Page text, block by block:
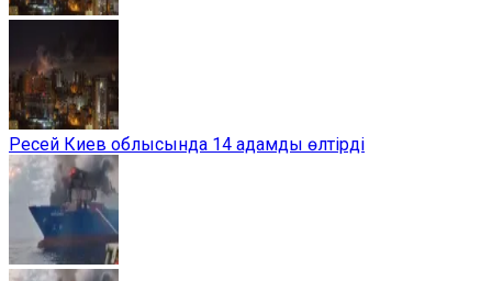
Ресей Киев облысында 14 адамды өлтірді